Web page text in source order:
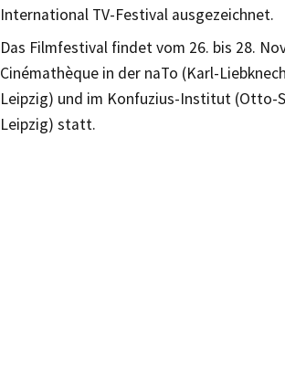
International TV-Festival ausgezeichnet.
Das Filmfestival findet vom 26. bis 28.
Cinémathèque in der naTo (Karl-
Leipzig) und im Konfuzius-Institut (Otto-
Leipzig) statt.